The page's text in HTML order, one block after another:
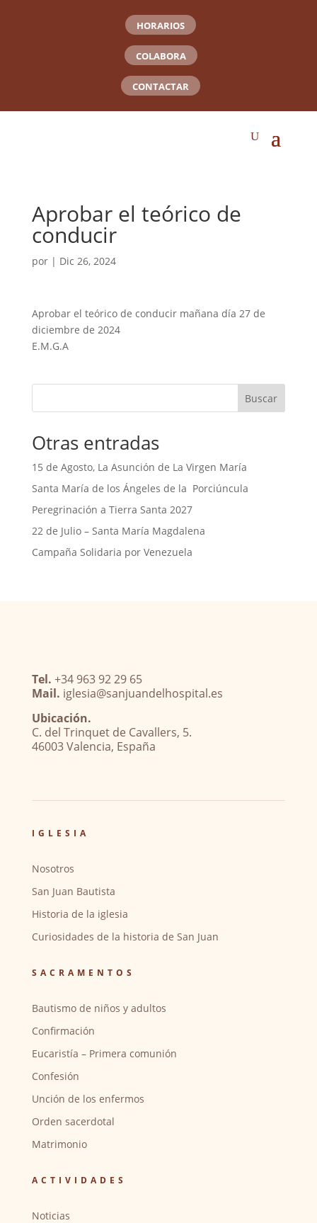
HORARIOS
COLABORA
CONTACTAR
Aprobar el teórico de
conducir
por | Dic 26, 2024
Aprobar el teórico de conducir mañana día 27 de
diciembre de 2024
E.M.G.A
Buscar
Otras entradas
15 de Agosto, La Asunción de La Virgen María
Santa María de los Ángeles de la Porciúncula
Peregrinación a Tierra Santa 2027
22 de Julio – Santa María Magdalena
Campaña Solidaria por Venezuela
Tel. +34 963 92 29 65
Mail. iglesia@sanjuandelhospital.es
Ubicación.
C. del Trinquet de Cavallers, 5.
46003 Valencia, España
IGLESIA
Nosotros
San Juan Bautista
Historia de la iglesia
Curiosidades de la historia de San Juan
SACRAMENTOS
Bautismo de niños y adultos
Confirmación
Eucaristía – Primera comunión
Confesión
Unción de los enfermos
Orden sacerdotal
Matrimonio
ACTIVIDADES
Noticias